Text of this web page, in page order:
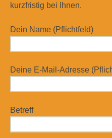
kurzfristig bei Ihnen.
Dein Name (Pflichtfeld)
Deine E-Mail-Adresse
Betreff